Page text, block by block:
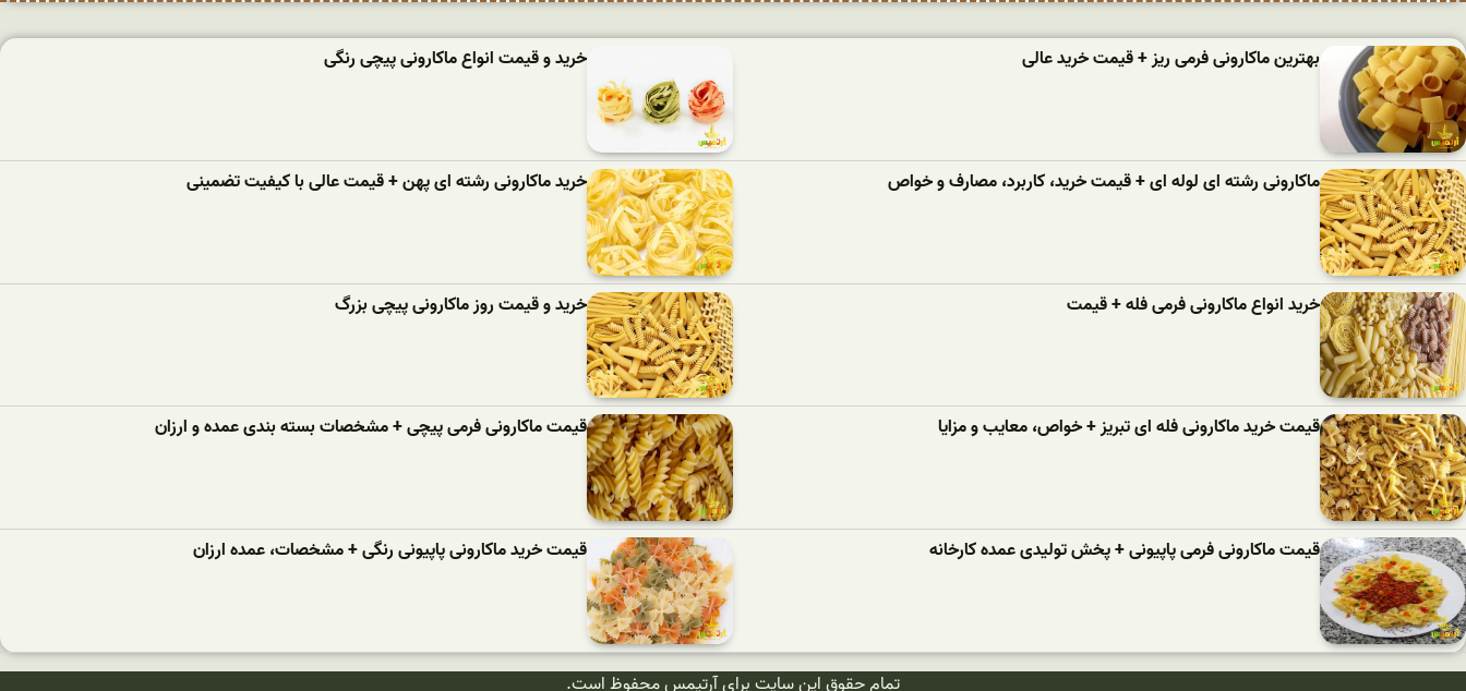
بهترین ماکارونی فرمی ریز + قیمت خرید عالی خرید و قیمت انواع ماکارونی پیچی رنگی
ماکارونی رشته ای لوله ای + قیمت خرید، کاربرد، مصارف و خواص خرید ماکارونی رشته ای پهن + قیمت عالی با کیفیت تضمینی
خرید انواع ماکارونی فرمی فله + قیمت خرید و قیمت روز ماکارونی پیچی بزرگ
قیمت خرید ماکارونی فله ای تبریز + خواص، معایب و مزایا قیمت ماکارونی فرمی پیچی + مشخصات بسته بندی عمده و ارزان
قیمت ماکارونی فرمی پاپیونی + پخش تولیدی عمده کارخانه قیمت خرید ماکارونی پاپیونی رنگی + مشخصات، عمده ارزان
تمام حقوق این سایت برای آرتیمس محفوظ است.